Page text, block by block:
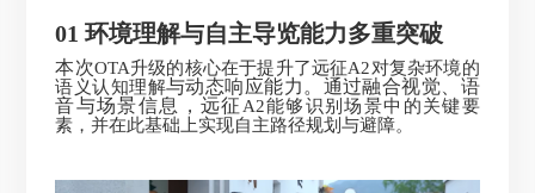
01 环境理解与自主导览能力多重突破
本次OTA升级的核心在于提升了远征A2对复杂环境的
语义认知理解与动态响应能力。通过融合视觉、语
音与场景信息，远征A2能够识别场景中的关键要
素，并在此基础上实现自主路径规划与避障。